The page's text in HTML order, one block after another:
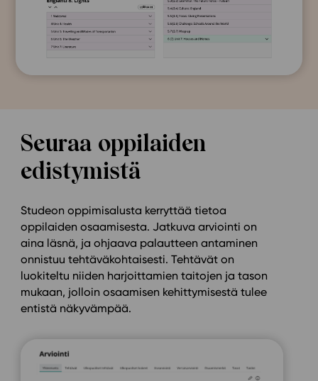
Seuraa oppilaiden
edistymistä
Studeon oppimisalusta kerryttää tietoa
oppilaiden osaamisesta. Jatkuva arviointi on
aina läsnä, ja ohjaava palautteen antaminen
onnistuu tehtäväkohtaisesti. Tehtävät on
luokiteltu niiden harjoittamien taitojen ja tason
mukaan, jolloin osaamisen kehittymisestä tulee
entistä näkyvämpää.